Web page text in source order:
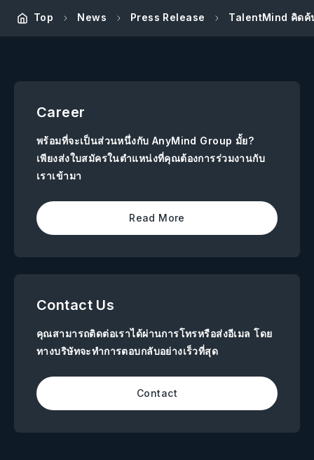
Top News Press Release TalentMind คิดค้
Career
พร้อมที่จะเป็นส่วนหนึ่งกับ AnyMind Group มั้ย?
เพียงส่งใบสมัครในตำแหน่งที่คุณต้องการร่วมงานกับ
เราเข้ามา
Read More
Contact Us
คุณสามารถติดต่อเราได้ผ่านการโทรหรือส่งอีเมล โดย
ทางบริษัทจะทำการตอบกลับอย่างเร็วที่สุด
Contact